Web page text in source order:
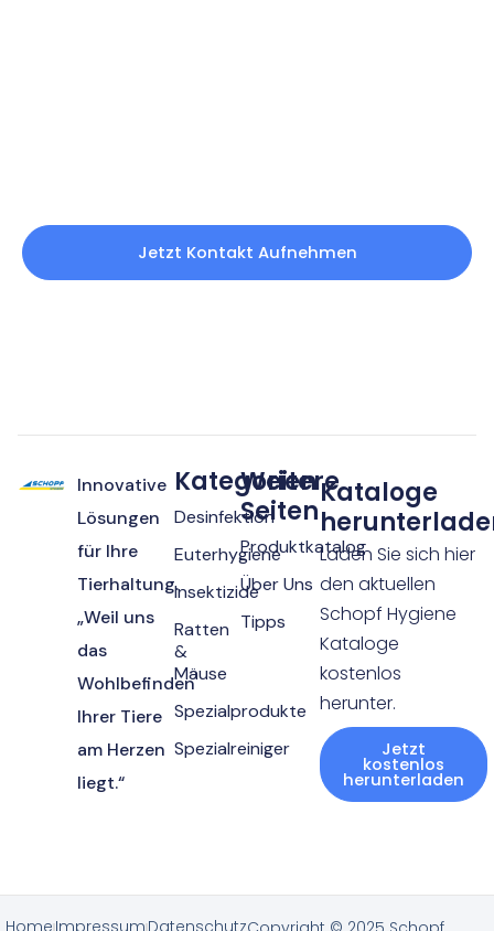
Jetzt Kontakt Aufnehmen
Innovative
Lösungen
für Ihre
Tierhaltung.
„Weil uns
das
Wohlbefinden
Ihrer Tiere
am Herzen
liegt.“
Kategorien
Desinfektion
Euterhygiene
Insektizide
Ratten
&
Mäuse
Spezialprodukte
Spezialreiniger
Weitere
Seiten
Produktkatalog
Über Uns
Tipps
Kataloge
Laden Sie sich hier
den aktuellen
Schopf Hygiene
Kataloge
kostenlos
herunter.
Jetzt
kostenlos
herunterladen